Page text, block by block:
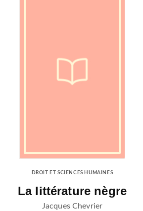
DROIT ET SCIENCES HUMAINES
La littérature nègre
Jacques Chevrier